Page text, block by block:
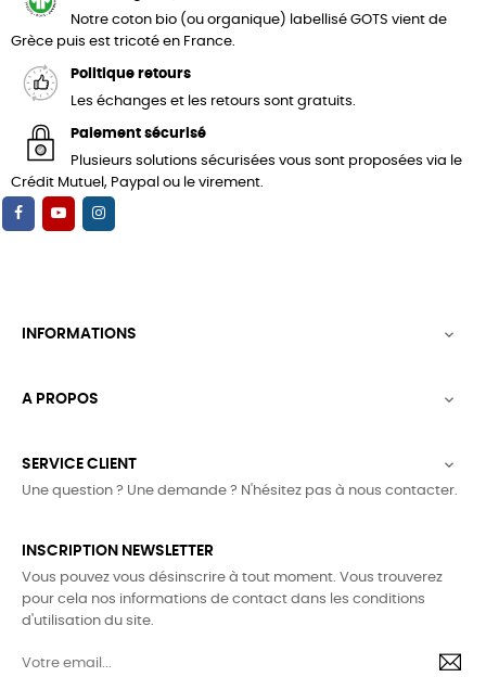
Notre coton bio (ou organique) labellisé GOTS vient de
Grèce puis est tricoté en France.
Politique retours
Les échanges et les retours sont gratuits.
Paiement sécurisé
Plusieurs solutions sécurisées vous sont proposées via le
Crédit Mutuel, Paypal ou le virement.
INFORMATIONS 
A PROPOS 
SERVICE CLIENT 
Une question ? Une demande ? N'hésitez pas à nous contacter.
INSCRIPTION NEWSLETTER
Vous pouvez vous désinscrire à tout moment. Vous trouverez
pour cela nos informations de contact dans les conditions
d'utilisation du site.